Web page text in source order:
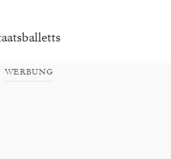
WERBUNG